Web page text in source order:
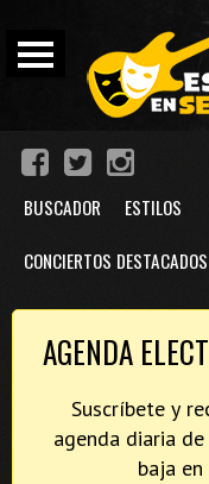
BUSCADOR ESTILOS
CONCIERTOS DESTACADOS
AGENDA
Suscríbete y
agenda diaria de
baja